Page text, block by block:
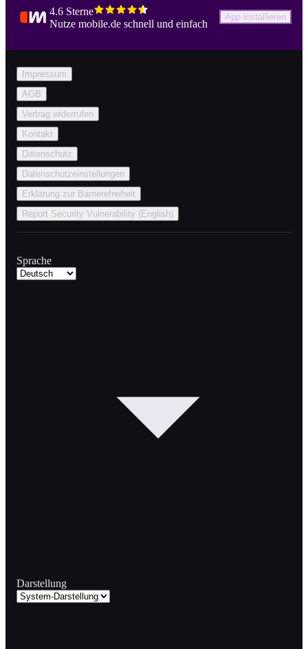
4.6 Sterne
Nutze mobile.de schnell und einfach
App installieren
Impressum
AGB
Vertrag widerrufen
Kontakt
Datenschutz
Datenschutzeinstellungen
Erklärung zur Barrierefreiheit
Report Security Vulnerability (English)
Sprache
Darstellung